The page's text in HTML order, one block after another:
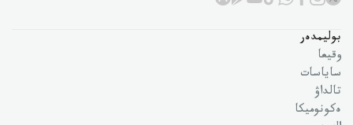
بوليمدەر
وقيعا
ساياسات
تالداۋ
ەكونوميكا